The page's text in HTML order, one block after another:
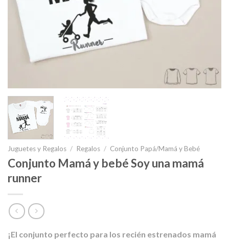
Juguetes y Regalos / Regalos / Conjunto Papá/Mamá y Bebé
Conjunto Mamá y bebé Soy una mamá
runner
¡El conjunto perfecto para los recién estrenados mamá